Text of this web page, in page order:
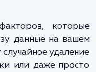
значения цены и срока.
факторов,